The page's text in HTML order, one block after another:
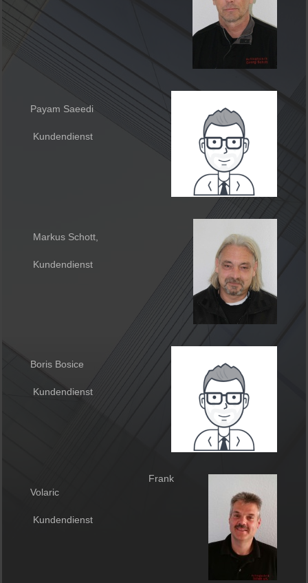
Payam Saeedi
Kundendienst
Markus Schott,
Kundendienst
Boris Bosice
Kundendienst
Frank
Volaric
Kundendienst